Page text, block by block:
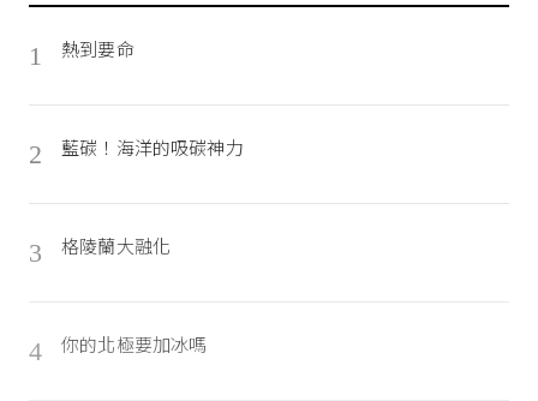
1 熱到要命
2 藍碳！海洋的吸碳神力
3 格陵蘭大融化
4 你的北極要加冰嗎